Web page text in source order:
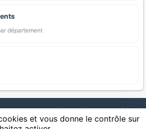
département
agricoles ouvertes | Carte | Communes |
| Cultures | Zones protégées | Forets |
et vous donne le contrôle sur